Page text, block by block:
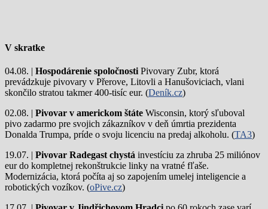
V skratke
04.08. | Hospodárenie spoločnosti Pivovary Zubr, ktorá
prevádzkuje pivovary v Přerove, Litovli a Hanušoviciach, vlani
skončilo stratou takmer 400-tisíc eur. (Deník.cz)
02.08. | Pivovar v americkom štáte Wisconsin, ktorý sľuboval
pivo zadarmo pre svojich zákazníkov v deň úmrtia prezidenta
Donalda Trumpa, príde o svoju licenciu na predaj alkoholu. (TA3)
19.07. | Pivovar Radegast chystá investíciu za zhruba 25 miliónov
eur do kompletnej rekonštrukcie linky na vratné fľaše.
Modernizácia, ktorá počíta aj so zapojením umelej inteligencie a
robotických vozíkov. (oPive.cz)